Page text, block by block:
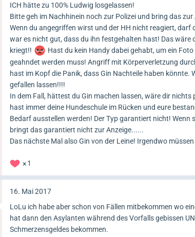
ICH hätte zu 100% Ludwig losgelassen!
Bitte geh im Nachhinein noch zur Polizei und bring das
Wenn du angegriffen wirst und der HH nicht reagiert, darf
war es nicht gut, dass du ihn festgehalten hast! Das wäre
kriegt!!
Hast du kein Handy dabei gehabt, um ein
geahndet werden muss! Angriff mit Körperverletzung
hast im Kopf die Panik, dass Gin Nachteile haben
gefallen lassen!!!!
In dem Fall, hättest du Gin machen lassen, wäre dir
hast immer deine Hundeschule im Rücken und eure
Bedarf ausstellen werden! Der Typ garantiert nicht! Wenn
bringt das garantiert nicht zur Anzeige......
Das nächste Mal also Gin von der Leine! Irgendwo
1
16. Mai 2017
LoLu ich habe aber schon von Fällen mitbekommen wo
hat dann den Asylanten während des Vorfalls gebissen
Schmerzensgeldes bekommen.